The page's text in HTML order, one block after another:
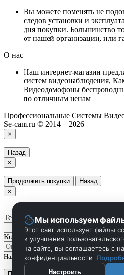
Вы можете поменять не
следов установки и
дня покупки. Большинство
от нашей организации, или
О нас
Наш интернет-магазин
систем видеонаблюдения,
Видеодомофоны
по отличным ценам
Профессиональные Системы
Se-cam.ru © 2014 – 2026
×
Назад
×
Продолжить покупки
Назад
×
Телефон
Комментарий
Нажмите Отправить чтобы сделать
Мы используем
Этот сайт использует файлы
и улучшения
на сайте, вы соглашаетесь с
конфиденциальности
Настроить